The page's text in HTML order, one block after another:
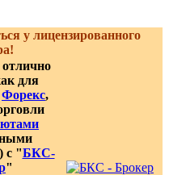
у лицензированного
для
Форекс,
с "БКС-
"